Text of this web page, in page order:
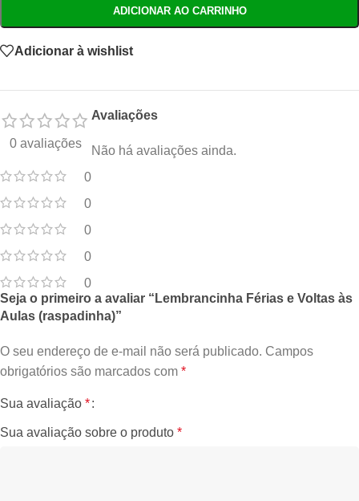
ADICIONAR AO CARRINHO
Adicionar à wishlist
0 avaliações
0
0
0
0
0
Avaliações
Não há avaliações ainda.
Seja o primeiro a avaliar “Lembrancinha Férias e Voltas às
Aulas (raspadinha)”
O seu endereço de e-mail não será publicado. Campos
obrigatórios são marcados com *
Sua avaliação *
Sua avaliação sobre o produto *